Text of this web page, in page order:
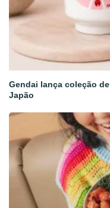
Gendai lança coleção
Japão